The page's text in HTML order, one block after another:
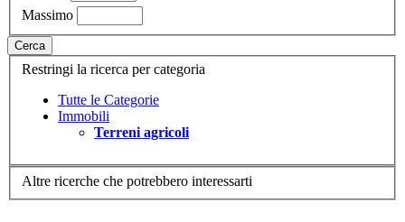
Massimo
Cerca
Restringi la ricerca per categoria
Tutte le Categorie
Immobili
Terreni agricoli
Altre ricerche che potrebbero interessarti